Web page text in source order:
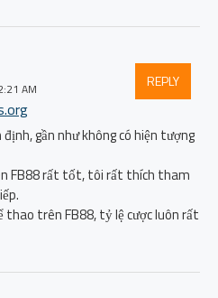
AM REPLY
gần như không có hiện tượng
FB88 rất tốt, tôi rất thích tham
thao trên FB88, tỷ lệ cược luôn rất